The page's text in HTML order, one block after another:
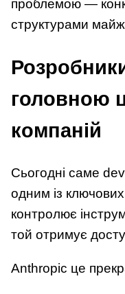
проблемою —
структурами
головною
компаній
Сьогодні саме
одним із
контролює
той отримує
Anthropic це